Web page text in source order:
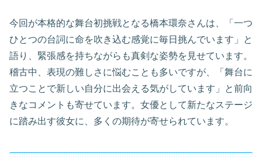
今回が本格的な舞台初挑戦となる橋本環奈さんは、「一つ
ひとつの台詞に命を吹き込む感覚に毎日挑んでいます」と
語り、緊張感を持ちながらも真剣な姿勢を見せています。
稽古中、表現の難しさに悩むことも多いですが、「舞台に
立つことで新しい自分に出会える気がしています」と前向
きなコメントも寄せています。女優として新たなステージ
に踏み出す彼女に、多くの期待が寄せられています。